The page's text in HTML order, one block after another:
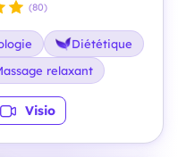
(80)
Diététique
relaxant
Visio